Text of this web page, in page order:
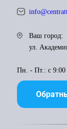
Ваш город:
ул.
Пн. - Пт.: с 9:00